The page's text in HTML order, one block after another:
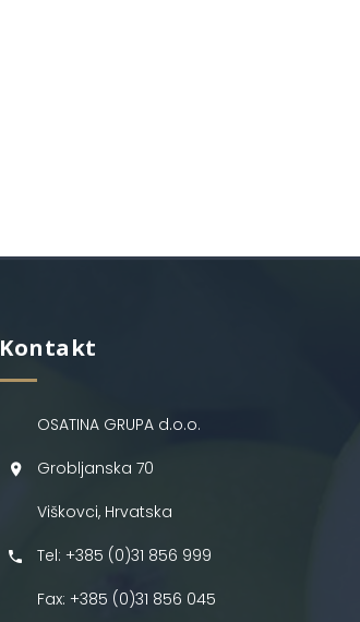
Kontakt
OSATINA GRUPA d.o.o.
Grobljanska 70
Viškovci, Hrvatska
Tel: +385 (0)31 856 999
Fax: +385 (0)31 856 045